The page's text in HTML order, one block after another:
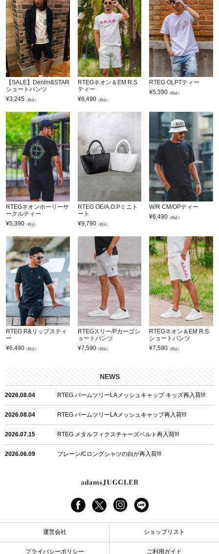
【SALE】Denim&STAR
ショートパンツ
¥3,245 （税込）
RTEGネオン＆EM R.S
ティー
¥6,490（税込）
RTEG OLPTティー
¥5,390 （税込）
RTEGネオンホーリーサ
ークルティー
¥5,390 （税込）
RTEG OE/A.O.Pミニト
ート
¥9,790（税込）
W/R CM/OPティー
¥6,490 （税込）
RTEG R&リップスティ
ー
¥6,490 （税込）
RTEGスリー/Pカーゴシ
ョートパンツ
¥7,590（税込）
RTEGネオン＆EM R.S
ショートパンツ
¥7,590 （税込）
NEWS
2026.08.04 RTEG パームツリーLAメッシュキャップ キッズ再入荷!!!
2026.08.04 RTEG パームツリーLAメッシュキャップ再入荷!!!
2026.07.15 RTEG メタルフィクスチャーズベルト再入荷!!!
2026.06.09 プレーン/Cロングシャツの白が再入荷!!!
24/フリンジデニムロングパンツ再入荷!!!
G/グレーペイントデニムロングパンツ再入荷!!!
2026.04.23 I.W.D.Rデニムロングパンツ再入荷!!!
運営会社 ショップリスト
プライバシーポリシー ご利用ガイド